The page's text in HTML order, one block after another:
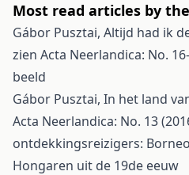
Most read articles by
Gábor Pusztai, Altijd had ik
zien Acta Neerlandica: No.
beeld
Gábor Pusztai, In het land
Acta Neerlandica: No. 13
ontdekkingsreizigers:
Hongaren uit de 19de eeuw